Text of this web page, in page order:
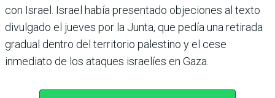
con Israel. Israel había presentado objeciones al texto
divulgado el jueves por la Junta, que pedía una retirada
gradual dentro del territorio palestino y el cese
inmediato de los ataques israelíes en Gaza.